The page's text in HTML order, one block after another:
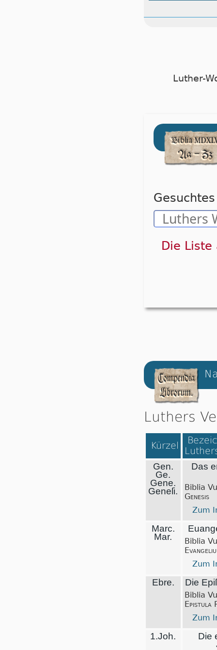
Luther-
Die
Luthers
Kürzel
Gen.
Ge.
Gene.
Geneſi.
Das
Biblia
Genesis
Zum
Marc.
Mar.
Biblia
Zum
Ebre. Die
Biblia
Epistula
Zum
1.Joh.
Die